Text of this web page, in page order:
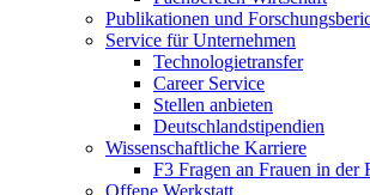
Publikationen und
Service für Unternehmen
Technologietransfer
Career Service
Stellen anbieten
Deutschlandstipendien
Wissenschaftliche Karriere
F3 Fragen an Frauen in der
Offene Werkstatt